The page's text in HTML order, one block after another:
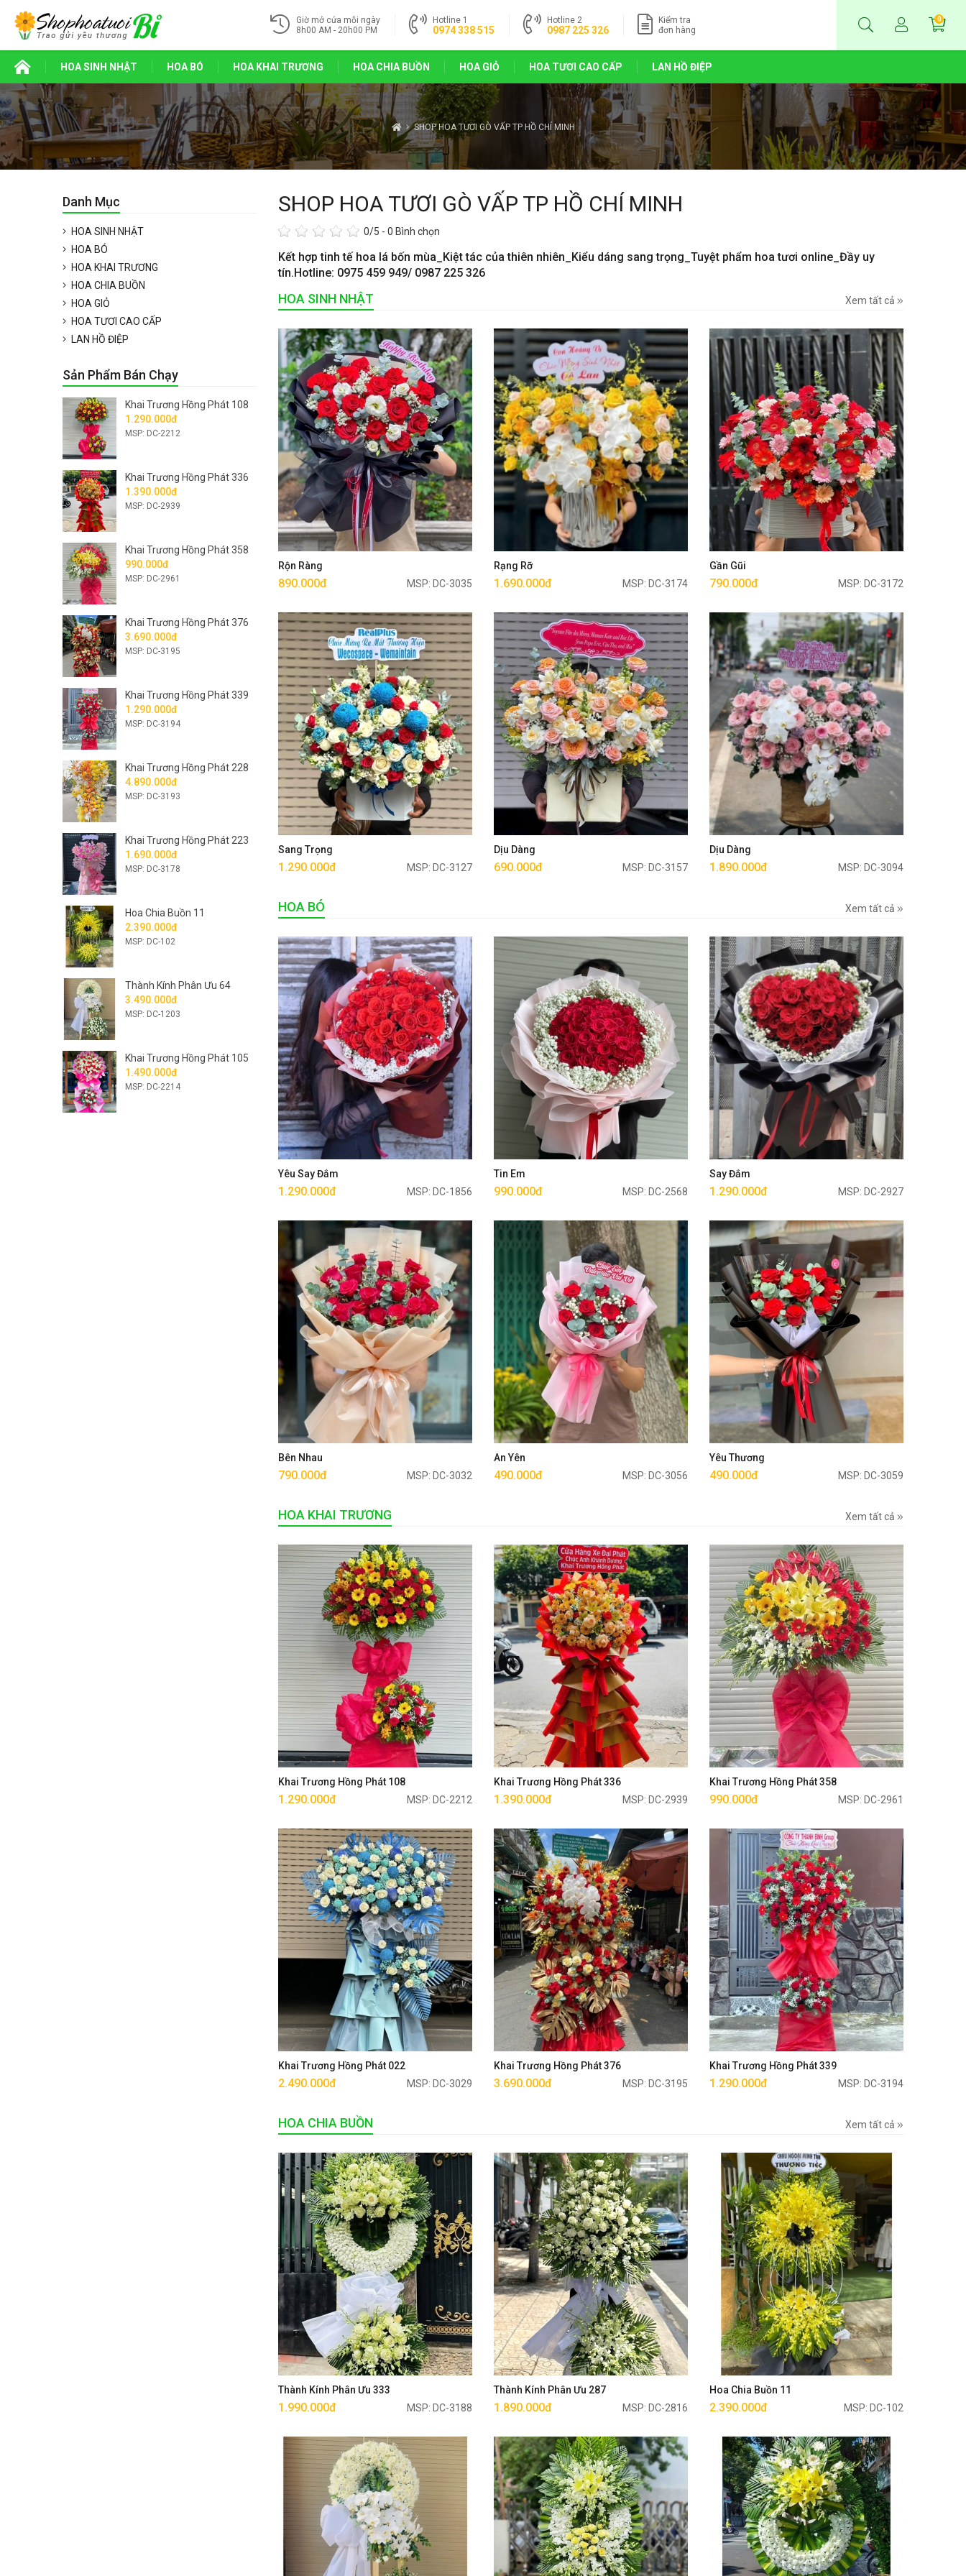
Giờ mở cửa mỗi ngày
8h00 AM - 20h00 PM
Hotline 1
0974 338 515
Hotline 2
0987 225 326
Kiểm tra
đơn hàng
0
HOA SINH NHẬT HOA BÓ HOA KHAI TRƯƠNG HOA CHIA BUỒN HOA GIỎ HOA TƯƠI CAO CẤP LAN HỒ ĐIỆP
SHOP HOA TƯƠI GÒ VẤP TP HỒ CHÍ MINH
SHOP HOA TƯƠI GÒ VẤP TP HỒ CHÍ MINH
0/5 - 0 Bình chọn
Kết hợp tinh tế hoa lá bốn mùa_Kiệt tác của thiên nhiên_Kiểu dáng sang trọng_Tuyệt phẩm hoa tươi online_Đầy uy
tín.Hotline: 0975 459 949/ 0987 225 326
HOA SINH NHẬT Xem tất cả
Rộn Ràng
890.000đ MSP: DC-3035
Mua ngay
Rạng Rỡ
1.690.000đ MSP: DC-3174
Mua ngay
Gần Gũi
790.000đ MSP: DC-3172
Mua ngay
Sang Trọng
1.290.000đ MSP: DC-3127
Mua ngay
Dịu Dàng
690.000đ MSP: DC-3157
Mua ngay
Dịu Dàng
1.890.000đ MSP: DC-3094
Mua ngay
HOA BÓ Xem tất cả
Yêu Say Đắm
1.290.000đ MSP: DC-1856
Mua ngay
Tin Em
990.000đ MSP: DC-2568
Mua ngay
Say Đắm
1.290.000đ MSP: DC-2927
Mua ngay
Bên Nhau
790.000đ MSP: DC-3032
Mua ngay
An Yên
490.000đ MSP: DC-3056
Mua ngay
Yêu Thương
490.000đ MSP: DC-3059
Mua ngay
HOA KHAI TRƯƠNG Xem tất cả
Khai Trương Hồng Phát 108
1.290.000đ MSP: DC-2212
Mua ngay
Khai Trương Hồng Phát 336
1.390.000đ MSP: DC-2939
Mua ngay
Khai Trương Hồng Phát 358
990.000đ MSP: DC-2961
Mua ngay
Khai Trương Hồng Phát 022
2.490.000đ MSP: DC-3029
Mua ngay
Khai Trương Hồng Phát 376
3.690.000đ MSP: DC-3195
Mua ngay
Khai Trương Hồng Phát 339
1.290.000đ MSP: DC-3194
Mua ngay
HOA CHIA BUỒN Xem tất cả
Thành Kính Phân Ưu 333
1.990.000đ MSP: DC-3188
Mua ngay
Thành Kính Phân Ưu 287
1.890.000đ MSP: DC-2816
Mua ngay
Hoa Chia Buồn 11
2.390.000đ MSP: DC-102
Mua ngay
Danh Mục
HOA SINH NHẬT
HOA BÓ
HOA KHAI TRƯƠNG
HOA CHIA BUỒN
HOA GIỎ
HOA TƯƠI CAO CẤP
LAN HỒ ĐIỆP
Sản Phẩm Bán Chạy
Khai Trương Hồng Phát 108
1.290.000đ
MSP: DC-2212
Khai Trương Hồng Phát 336
1.390.000đ
MSP: DC-2939
Khai Trương Hồng Phát 358
990.000đ
MSP: DC-2961
Khai Trương Hồng Phát 376
3.690.000đ
MSP: DC-3195
Khai Trương Hồng Phát 339
1.290.000đ
MSP: DC-3194
Khai Trương Hồng Phát 228
4.890.000đ
MSP: DC-3193
Khai Trương Hồng Phát 223
1.690.000đ
MSP: DC-3178
Hoa Chia Buồn 11
2.390.000đ
MSP: DC-102
Thành Kính Phân Ưu 64
3.490.000đ
MSP: DC-1203
Khai Trương Hồng Phát 105
1.490.000đ
MSP: DC-2214